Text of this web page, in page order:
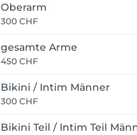
Oberarm
300 CHF
gesamte Arme
450 CHF
Bikini / Intim Männer
300 CHF
Bikini Teil / Intim Teil